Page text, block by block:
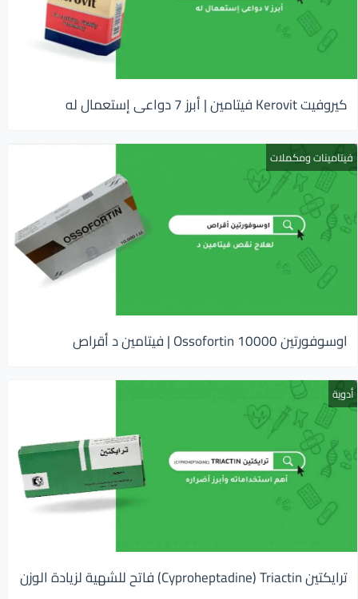
كيروفيت Kerovit فيتامين | أبرز 7 دواعى إستعمال له
فيتامينات ومكملات
اوسوفورتين 10000 Ossofortin | فيتامين د أقراص
أدوية
ترايكتين Cyproheptadine) Triactin) فاتح للشهية لزيادة الوزن